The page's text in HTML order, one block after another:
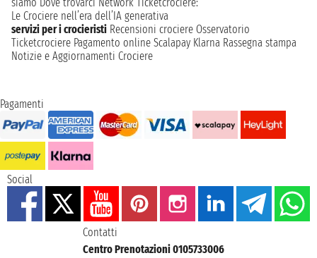
Le Crociere nell’era dell’IA generativa
servizi per i crocieristi Recensioni crociere Osservatorio
Ticketcrociere Pagamento online Scalapay Klarna Rassegna stampa
Notizie e Aggiornamenti Crociere
Pagamenti
Social
Contatti
Centro Prenotazioni 0105733006